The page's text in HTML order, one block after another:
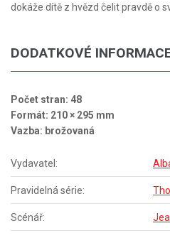
dokáže dítě z hvězd čelit pravdě o
DODATKOVÉ
Počet stran: 48
Formát: 210 × 295 mm
Vazba: brožovaná
Vydavatel:
Pravidelná série:
Scénář: